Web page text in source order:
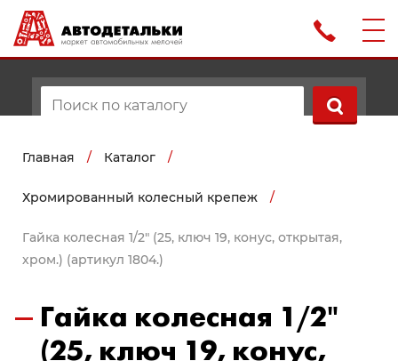
Главная / Каталог /
Хромированный колесный крепеж /
Гайка колесная 1/2" (25, ключ 19, конус, открытая,
хром.) (артикул 1804.)
Гайка колесная 1/2"
(25, ключ 19, конус,